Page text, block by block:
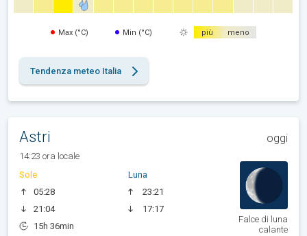
Max (°C) Min (°C) più meno
Tendenza meteo Italia
Astri oggi
14:23 ora locale
Sole
05:28
21:04
15h 36min
Luna
23:21
17:17
Falce di luna
calante